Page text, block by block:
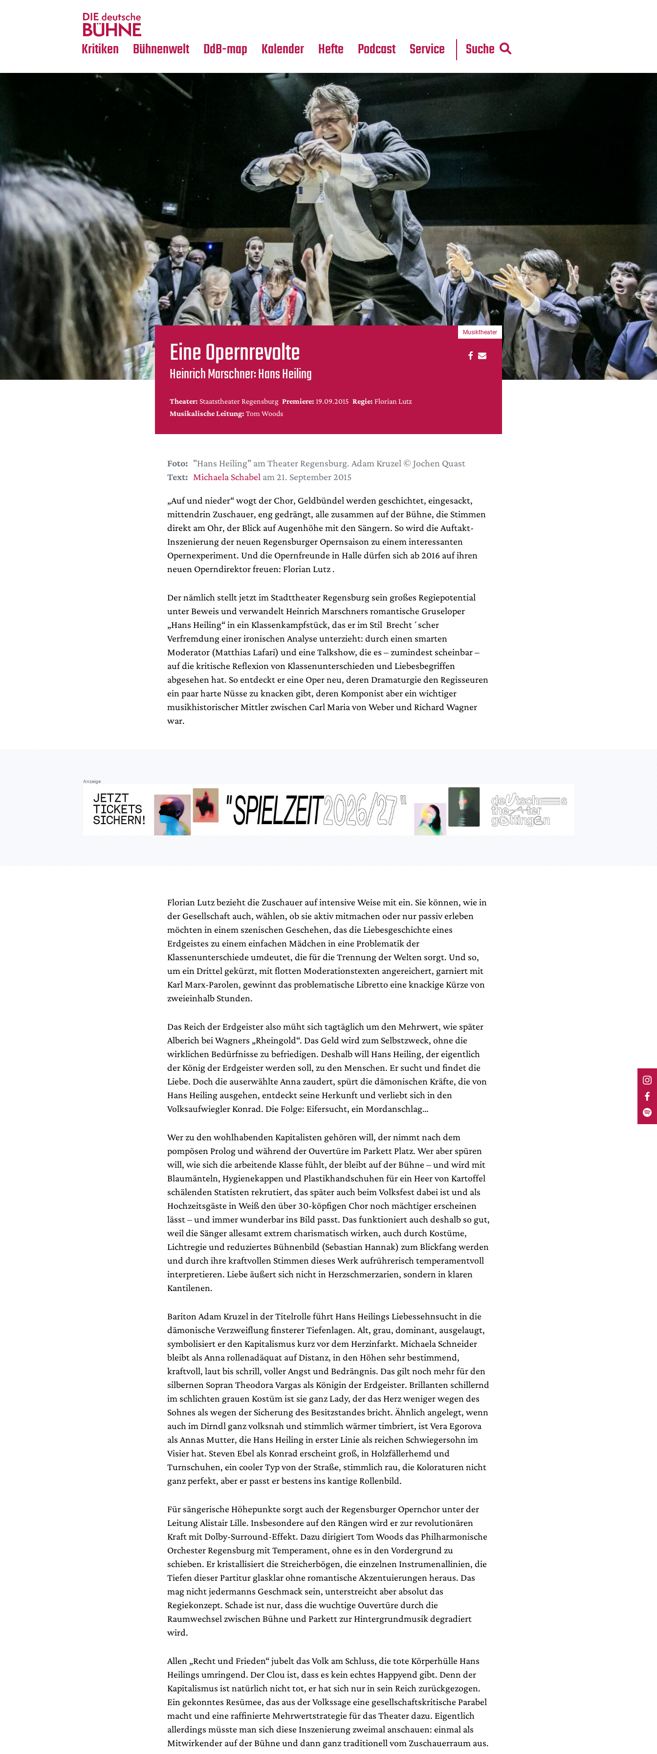
Kritiken
Crossover
Bühnenwelt
Medientipps
DdB-map Kalender Hefte Podcast Service Suche
Eine Opernrevolte
Heinrich Marschner: Hans Heiling
Theater: Staatstheater Regensburg Premiere: 19.09.2015 Regie: Florian Lutz
Musikalische Leitung: Tom Woods
Musiktheater
Foto: "Hans Heiling" am Theater Regensburg. Adam Kruzel © Jochen Quast
Text: Michaela Schabel am 21. September 2015
„Auf und nieder“ wogt der Chor, Geldbündel werden geschichtet, eingesackt,
mittendrin Zuschauer, eng gedrängt, alle zusammen auf der Bühne, die Stimmen
direkt am Ohr, der Blick auf Augenhöhe mit den Sängern. So wird die Auftakt-
Inszenierung der neuen Regensburger Opernsaison zu einem interessanten
Opernexperiment. Und die Opernfreunde in Halle dürfen sich ab 2016 auf ihren
neuen Operndirektor freuen: Florian Lutz .
Der nämlich stellt jetzt im Stadttheater Regensburg sein großes Regiepotential
unter Beweis und verwandelt Heinrich Marschners romantische Gruseloper
„Hans Heiling“ in ein Klassenkampfstück, das er im Stil Brecht´scher
Verfremdung einer ironischen Analyse unterzieht: durch einen smarten
Moderator (Matthias Lafari) und eine Talkshow, die es – zumindest scheinbar –
auf die kritische Reflexion von Klassenunterschieden und Liebesbegriffen
abgesehen hat. So entdeckt er eine Oper neu, deren Dramaturgie den Regisseuren
ein paar harte Nüsse zu knacken gibt, deren Komponist aber ein wichtiger
musikhistorischer Mittler zwischen Carl Maria von Weber und Richard Wagner
war.
Anzeige
Florian Lutz bezieht die Zuschauer auf intensive Weise mit ein. Sie können, wie in
der Gesellschaft auch, wählen, ob sie aktiv mitmachen oder nur passiv erleben
möchten in einem szenischen Geschehen, das die Liebesgeschichte eines
Erdgeistes zu einem einfachen Mädchen in eine Problematik der
Klassenunterschiede umdeutet, die für die Trennung der Welten sorgt. Und so,
um ein Drittel gekürzt, mit flotten Moderationstexten angereichert, garniert mit
Karl Marx-Parolen, gewinnt das problematische Libretto eine knackige Kürze von
zweieinhalb Stunden.
Das Reich der Erdgeister also müht sich tagtäglich um den Mehrwert, wie später
Alberich bei Wagners „Rheingold“. Das Geld wird zum Selbstzweck, ohne die
wirklichen Bedürfnisse zu befriedigen. Deshalb will Hans Heiling, der eigentlich
der König der Erdgeister werden soll, zu den Menschen. Er sucht und findet die
Liebe. Doch die auserwählte Anna zaudert, spürt die dämonischen Kräfte, die von
Hans Heiling ausgehen, entdeckt seine Herkunft und verliebt sich in den
Volksaufwiegler Konrad. Die Folge: Eifersucht, ein Mordanschlag…
Wer zu den wohlhabenden Kapitalisten gehören will, der nimmt nach dem
pompösen Prolog und während der Ouvertüre im Parkett Platz. Wer aber spüren
will, wie sich die arbeitende Klasse fühlt, der bleibt auf der Bühne – und wird mit
Blaumänteln, Hygienekappen und Plastikhandschuhen für ein Heer von Kartoffel
schälenden Statisten rekrutiert, das später auch beim Volksfest dabei ist und als
Hochzeitsgäste in Weiß den über 30-köpfigen Chor noch mächtiger erscheinen
lässt – und immer wunderbar ins Bild passt. Das funktioniert auch deshalb so gut,
weil die Sänger allesamt extrem charismatisch wirken, auch durch Kostüme,
Lichtregie und reduziertes Bühnenbild (Sebastian Hannak) zum Blickfang werden
und durch ihre kraftvollen Stimmen dieses Werk aufrührerisch temperamentvoll
interpretieren. Liebe äußert sich nicht in Herzschmerzarien, sondern in klaren
Kantilenen.
Bariton Adam Kruzel in der Titelrolle führt Hans Heilings Liebessehnsucht in die
dämonische Verzweiflung finsterer Tiefenlagen. Alt, grau, dominant, ausgelaugt,
symbolisiert er den Kapitalismus kurz vor dem Herzinfarkt. Michaela Schneider
bleibt als Anna rollenadäquat auf Distanz, in den Höhen sehr bestimmend,
kraftvoll, laut bis schrill, voller Angst und Bedrängnis. Das gilt noch mehr für den
silbernen Sopran Theodora Vargas als Königin der Erdgeister. Brillanten schillernd
im schlichten grauen Kostüm ist sie ganz Lady, der das Herz weniger wegen des
Sohnes als wegen der Sicherung des Besitzstandes bricht. Ähnlich angelegt, wenn
auch im Dirndl ganz volksnah und stimmlich wärmer timbriert, ist Vera Egorova
als Annas Mutter, die Hans Heiling in erster Linie als reichen Schwiegersohn im
Visier hat. Steven Ebel als Konrad erscheint groß, in Holzfällerhemd und
Turnschuhen, ein cooler Typ von der Straße, stimmlich rau, die Koloraturen nicht
ganz perfekt, aber er passt er bestens ins kantige Rollenbild.
Für sängerische Höhepunkte sorgt auch der Regensburger Opernchor unter der
Leitung Alistair Lille. Insbesondere auf den Rängen wird er zur revolutionären
Kraft mit Dolby-Surround-Effekt. Dazu dirigiert Tom Woods das Philharmonische
Orchester Regensburg mit Temperament, ohne es in den Vordergrund zu
schieben. Er kristallisiert die Streicherbögen, die einzelnen Instrumenallinien, die
Tiefen dieser Partitur glasklar ohne romantische Akzentuierungen heraus. Das
mag nicht jedermanns Geschmack sein, unterstreicht aber absolut das
Regiekonzept. Schade ist nur, dass die wuchtige Ouvertüre durch die
Raumwechsel zwischen Bühne und Parkett zur Hintergrundmusik degradiert
wird.
Allen „Recht und Frieden“ jubelt das Volk am Schluss, die tote Körperhülle Hans
Heilings umringend. Der Clou ist, dass es kein echtes Happyend gibt. Denn der
Kapitalismus ist natürlich nicht tot, er hat sich nur in sein Reich zurückgezogen.
Ein gekonntes Resümee, das aus der Volkssage eine gesellschaftskritische Parabel
macht und eine raffinierte Mehrwertstrategie für das Theater dazu. Eigentlich
allerdings müsste man sich diese Inszenierung zweimal anschauen: einmal als
Mitwirkender auf der Bühne und dann ganz traditionell vom Zuschauerraum aus.